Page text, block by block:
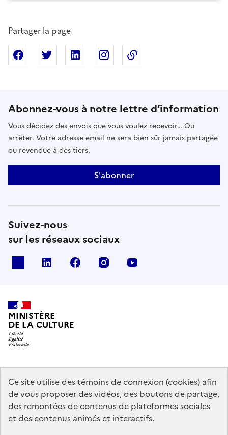
Ce site utilise des témoins de connexion (cookies) afin
de vous proposer des vidéos, des boutons de partage,
des remontées de contenus de plateformes sociales
et des contenus animés et interactifs.
Partager la page
Partager sur Facebook
Partager sur XPartager sur Linkedin
Partager sur Instagram
Abonnez-vous à notre lettre d’information
Vous décidez des envois que vous voulez recevoir… Ou
arrêter. Votre adresse email ne sera bien sûr jamais partagée
ou revendue à des tiers.
S'abonner
Suivez-nous
sur les réseaux sociaux
linkedin facebook instagram
MINISTÈRE
DE LA CULTURE
data.gouv.fr legifrance.gouv.fr
info.gouv.fr
service-public.gouv.fr